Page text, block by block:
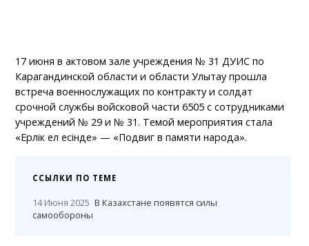
17 июня в актовом зале учреждения № 31 ДУИС по
Карагандинской области и области Улытау прошла
встреча военнослужащих по контракту и солдат
срочной службы войсковой части 6505 с сотрудниками
учреждений № 29 и № 31. Темой мероприятия стала
«Ерлік ел есінде» — «Подвиг в памяти народа».
ССЫЛКИ ПО ТЕМЕ
14 Июня 2025 В Казахстане появятся силы
самообороны